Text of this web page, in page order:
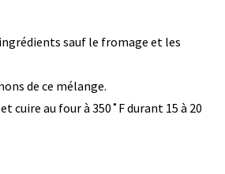
sauf le fromage et les
de ce mélange.
cuire au four à 350˚F durant 15 à 20